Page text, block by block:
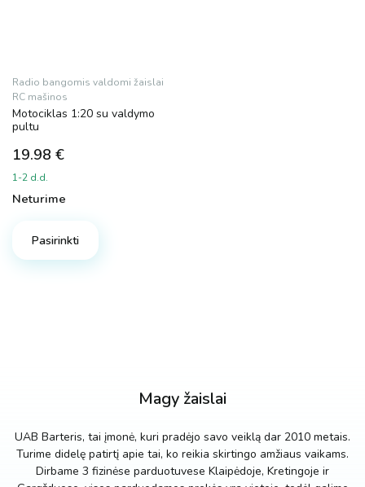
Radio bangomis valdomi žaislai
RC mašinos
Motociklas 1:20 su valdymo
pultu
19.98 €
1-2 d.d.
Neturime
Pasirinkti
Magy žaislai
UAB Barteris, tai įmonė, kuri pradėjo savo veiklą dar 2010 metais.
Turime didelę patirtį apie tai, ko reikia skirtingo amžiaus vaikams.
Dirbame 3 fizinėse parduotuvese Klaipėdoje, Kretingoje ir